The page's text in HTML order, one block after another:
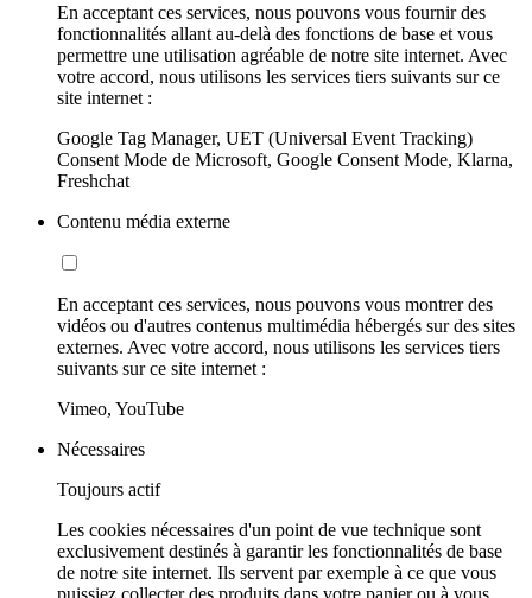
En acceptant ces services, nous pouvons vous fournir des
fonctionnalités allant au-delà des fonctions de base et vous
permettre une utilisation agréable de notre site internet. Avec
votre accord, nous utilisons les services tiers suivants sur ce
site internet :
Google Tag Manager, UET (Universal Event Tracking)
Consent Mode de Microsoft, Google Consent Mode, Klarna,
Freshchat
Contenu média externe
En acceptant ces services, nous pouvons vous montrer des
vidéos ou d'autres contenus multimédia hébergés sur des sites
externes. Avec votre accord, nous utilisons les services tiers
suivants sur ce site internet :
Vimeo, YouTube
Nécessaires
Toujours actif
Les cookies nécessaires d'un point de vue technique sont
exclusivement destinés à garantir les fonctionnalités de base
de notre site internet. Ils servent par exemple à ce que vous
puissiez collecter des produits dans votre panier ou à vous